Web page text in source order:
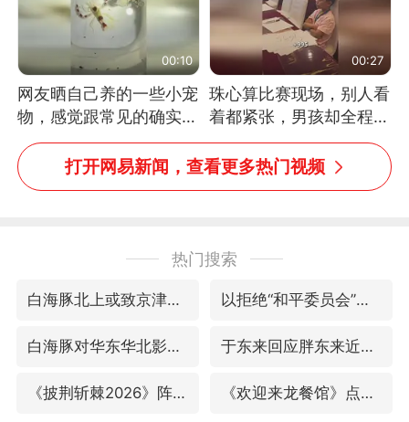
00:10
网友晒自己养的一些小宠
物，感觉跟常见的确实有
些不一样
00:27
珠心算比赛现场，别人看
着都紧张，男孩却全程气
定神闲、从容作答，最终
拿下冠军。网友：这淡定
的样子，一看就是有实
打开网易新闻，查看更多热门视频
热门搜索
白海豚北上或致京津冀暴雨 以拒绝“和平委员会”的加沙和平计划
白海豚对华东华北影响会大于巴威 于东来回应胖东来近25年老店年底关闭
《披荆斩棘2026》阵容官宣 《欢迎来龙餐馆》点映及预售总票房破亿